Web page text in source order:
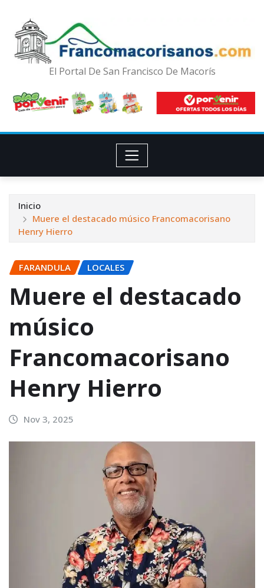
El Portal De San Francisco De Macorís
Inicio
Muere el destacado músico Francomacorisano
Henry Hierro
FARANDULA LOCALES
Muere el destacado
músico
Francomacorisano
Henry Hierro
Nov 3, 2025